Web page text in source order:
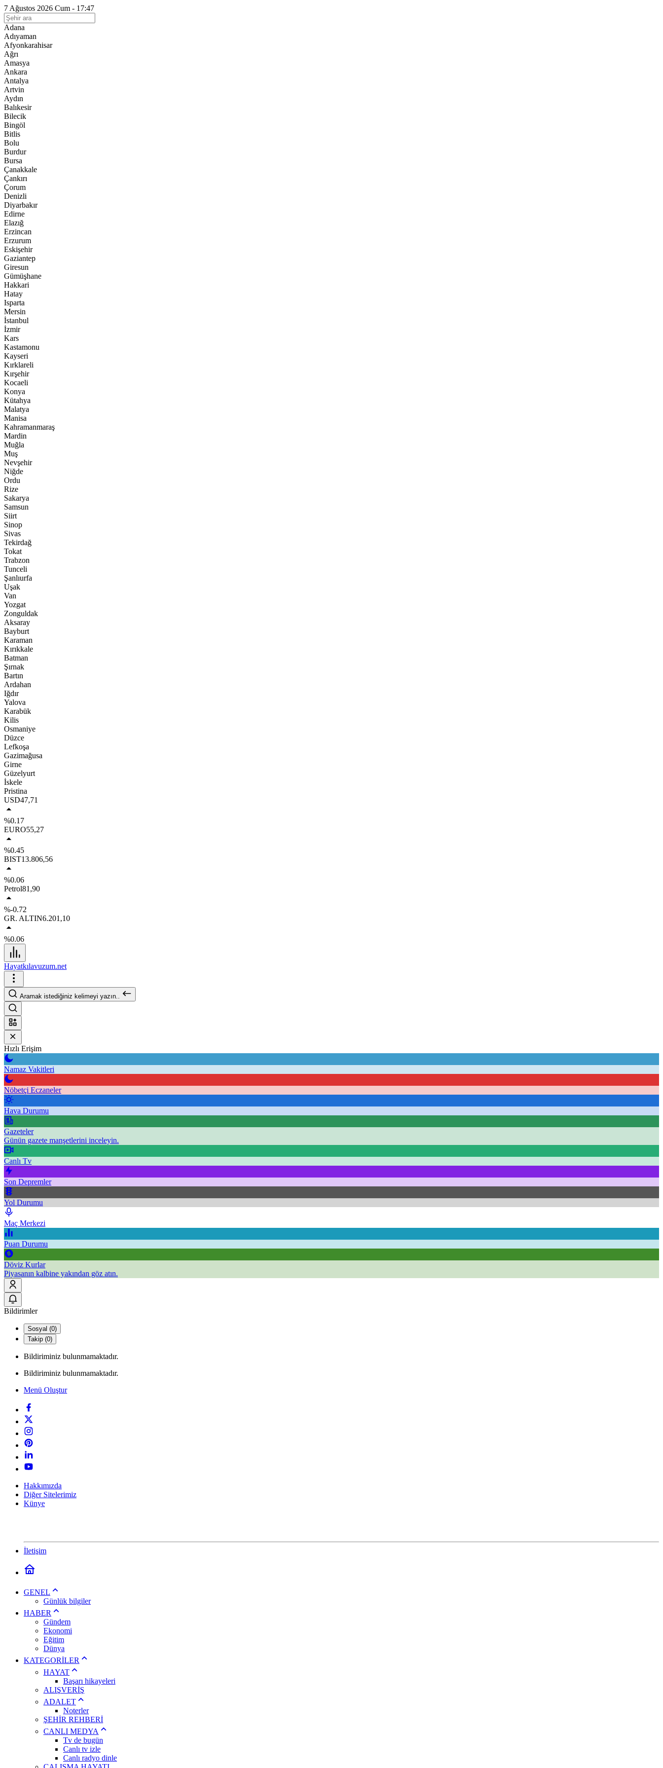
7 Ağustos 2026 Cum - 17:47
Adana
Adıyaman
Afyonkarahisar
Ağrı
Amasya
Ankara
Antalya
Artvin
Aydın
Balıkesir
Bilecik
Bingöl
Bitlis
Bolu
Burdur
Bursa
Çanakkale
Çankırı
Çorum
Denizli
Diyarbakır
Edirne
Elazığ
Erzincan
Erzurum
Eskişehir
Gaziantep
Giresun
Gümüşhane
Hakkari
Hatay
Isparta
Mersin
İstanbul
İzmir
Kars
Kastamonu
Kayseri
Kırklareli
Kırşehir
Kocaeli
Konya
Kütahya
Malatya
Manisa
Kahramanmaraş
Mardin
Muğla
Muş
Nevşehir
Niğde
Ordu
Rize
Sakarya
Samsun
Siirt
Sinop
Sivas
Tekirdağ
Tokat
Trabzon
Tunceli
Şanlıurfa
Uşak
Van
Yozgat
Zonguldak
Aksaray
Bayburt
Karaman
Kırıkkale
Batman
Şırnak
Bartın
Ardahan
Iğdır
Yalova
Karabük
Kilis
Osmaniye
Düzce
Lefkoşa
Gazimağusa
Girne
Güzelyurt
İskele
Pristina
USD47,71
%0.17
EURO55,27
%0.45
BIST13.806,56
%0.06
Petrol81,90
%-0.72
GR. ALTIN6.201,10
%0.06
Hayatkılavuzum.net
Aramak istediğiniz kelimeyi yazın..
Hızlı Erişim
Namaz Vakitleri
Nöbetçi Eczaneler
Hava Durumu
Gazeteler
Günün gazete manşetlerini inceleyin.
Canlı Tv
Son Depremler
Yol Durumu
Maç Merkezi
Puan Durumu
Döviz Kurlar
Piyasanın kalbine yakından göz atın.
Bildirimler
Sosyal (0)
Takip (0)
Bildiriminiz bulunmamaktadır.
Bildiriminiz bulunmamaktadır.
Menü Oluştur
Hakkımızda
Diğer Sitelerimiz
Künye
İletişim
GENEL
Günlük bilgiler
HABER
Gündem
Ekonomi
Eğitim
Dünya
KATEGORİLER
HAYAT
Başarı hikayeleri
ALIŞVERİŞ
ADALET
Noterler
ŞEHİR REHBERİ
CANLI MEDYA
Tv de bugün
Canlı tv izle
Canlı radyo dinle